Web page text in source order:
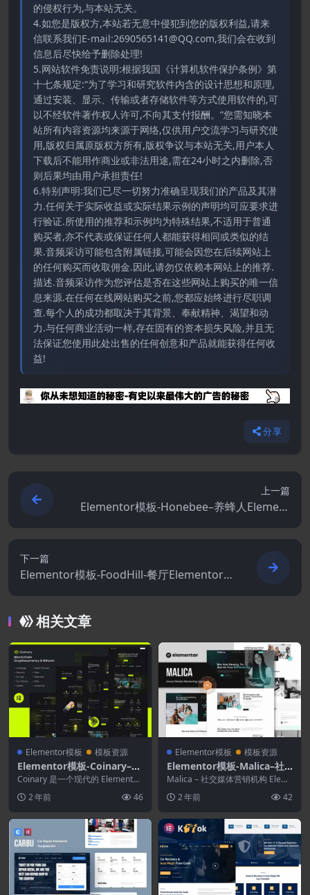
的侵权行为,与本站无关。
4.如您是版权方,本站若无意中侵犯到您的版权利益,请来
信联系我们E-mail:2690565141@QQ.com,我们会在收到
信息后尽快给予删除处理!
5.网站软件免责说明:根据我国《计算机软件保护条例》第
十七条规定:“为了学习和研究软件内含的设计思想和原理,
通过安装、显示、传输或者存储软件等方式使用软件的,可
以不经软件著作权人许可,不向其支付报酬。”您需知晓本
站所有内容资源均来源于网络,仅供用户交流学习与研究使
用,版权归属原版权方所有,版权争议与本站无关,用户本人
下载后不能用作商业或非法用途,需在24小时之内删除,否
则后果均由用户承担责任!
6.特别声明:我们已尽一切努力准确呈现我们的产品及其潜
力.任何关于实际收益或实际结果示例的声明均可应要求进
行验证.所使用的推荐和示例均为特殊结果,不适用于普通
购买者,亦不代表或保证任何人都能获得相同或类似的结
果.音频采访可能包含附属链接,可能会因您在后续网站上
的任何购买而收取佣金.因此,请勿仅依赖本网站上的推荐.
描述.音频采访作为您评估是否在这些网站上购买的唯一信
息来源.在任何在线网站购买之前,您都应始终进行尽职调
查.每个人的成功都取决于其背景、奉献精神、渴望和动
力.与任何商业活动一样,存在固有的资本损失风险,并且无
法保证您使用此处出售的任何创意和产品就能获得任何收
益!
分享
上一篇
Elementor模板-Honebee–养蜂人Element
下一篇
Elementor模板-FoodHill-餐厅Elementor模
相关文章
Elementor模板 模板资源
Elementor模板-Coinary–区
块链加密货币和比特币元素模
板工具包
Coinary 是一个现代的 Elementor
2 年前 46
Elementor模板 模板资源
Elementor模板-Malica–社
交媒体营销机构Elementor
模板套件
Malica – 社交媒体营销机构 Elem
2 年前 42